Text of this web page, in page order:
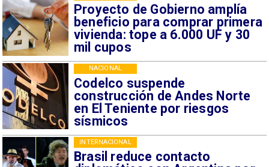
Proyecto de Gobierno amplía
beneficio para comprar primera
vivienda: tope a 6.000 UF y 30
mil cupos
Codelco suspende
construcción de Andes Norte
en El Teniente por riesgos
sísmicos
NACIONAL
Brasil reduce contacto
INTERNACIONAL